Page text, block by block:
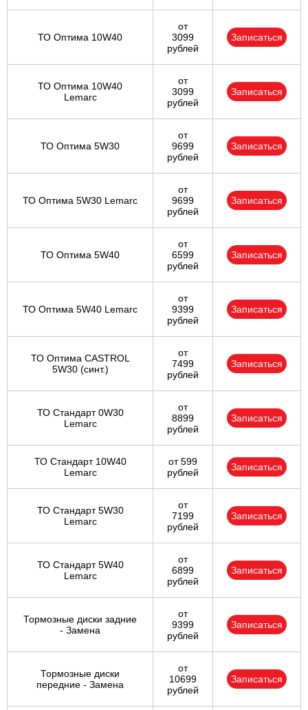
ТО Оптима 10W40
от
3099
рублей
Записаться
ТО Оптима 10W40
Lemarc
от
3099
рублей
Записаться
ТО Оптима 5W30
от
9699
рублей
Записаться
ТО Оптима 5W30 Lemarc
от
9699
рублей
Записаться
ТО Оптима 5W40
от
6599
рублей
Записаться
ТО Оптима 5W40 Lemarc
от
9399
рублей
Записаться
ТО Оптима CASTROL
5W30 (синт.)
от
7499
рублей
Записаться
ТО Стандарт 0W30
Lemarc
от
8899
рублей
Записаться
ТО Стандарт 10W40
Lemarc
от 599
рублей
Записаться
ТО Стандарт 5W30
Lemarc
от
7199
рублей
Записаться
ТО Стандарт 5W40
Lemarc
от
6899
рублей
Записаться
Тормозные диски задние
- Замена
от
9399
рублей
Записаться
Тормозные диски
передние - Замена
от
10699
рублей
Записаться